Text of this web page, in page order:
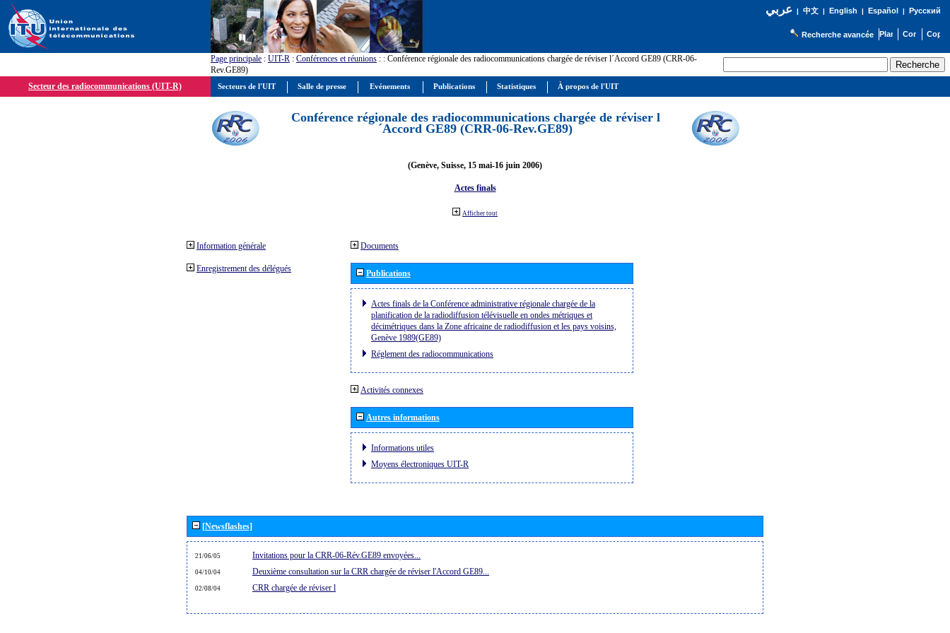
عربي| 中文| English | Español | Русский
Recherche avancée
Page principale : UIT-R : Conférences et réunions : : Conférence régionale des radiocommunications chargée de réviser l´Accord GE89 (CRR-06-
Rev.GE89)
Secteur des radiocommunications (UIT-R)
Conférence régionale des radiocommunications chargée de réviser l
´Accord GE89 (CRR-06-Rev.GE89)
(Genève, Suisse, 15 mai-16 juin 2006)
Actes finals
Afficher tout
Information générale
Enregistrement des délégués
Documents
Publications
Actes finals de la Conférence administrative régionale chargée de la
planification de la radiodiffusion télévisuelle en ondes métriques et
décimétriques dans la Zone africaine de radiodiffusion et les pays voisins,
Genève 1989(GE89)
Réglement des radiocommunications
Activités connexes
Autres informations
Informations utiles
Moyens électroniques UIT-R
[Newsflashes]
21/06/05 Invitations pour la CRR-06-Rév.GE89 envoyées...
04/10/04 Deuxième consultation sur la CRR chargée de réviser l'Accord GE89...
02/08/04 CRR chargée de réviser l
Secteurs de l'UIT Salle de presse Evénements Publications Statistiques À propos de l'UIT